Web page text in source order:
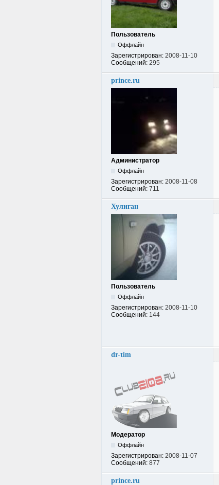
Пользователь
Оффлайн
Зарегистрирован: 2008-11-10
Сообщений: 295
prince.ru
Администратор
Оффлайн
Зарегистрирован: 2008-11-08
Сообщений: 711
Хулиган
Пользователь
Оффлайн
Зарегистрирован: 2008-11-10
Сообщений: 144
dr-tim
Модератор
Оффлайн
Зарегистрирован: 2008-11-07
Сообщений: 877
prince.ru